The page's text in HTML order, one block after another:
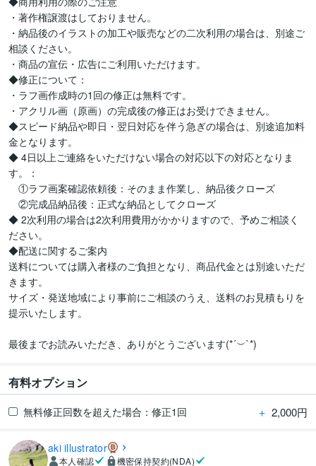
・著作権譲渡はしておりません。
・納品後のイラストの加工や販売などの二次利用の場合は、別途ご
相談ください。
・商品の宣伝・広告にご利用いただけます。
◆修正について：
・ラフ画作成時の1回の修正は無料です。
・アクリル画（原画）の完成後の修正はお受けできません。
◆スピード納品や即日・翌日対応を伴う急ぎの場合は、別途追加料
金となります。
◆ 4日以上ご連絡をいただけない場合の対応以下の対応となりま
す。：
①ラフ画案確認依頼後：そのまま作業し、納品後クローズ
②完成品納品後：正式な納品としてクローズ
◆ 2次利用の場合は2次利用費用がかかりますので、予めご相談く
ださい。
◆配送に関するご案内
送料については購入者様のご負担となり、商品代金とは別途いただ
きます。
サイズ・発送地域により事前にご相談のうえ、送料のお見積もりを
提示いたします。
最後までお読みいただき、ありがとうございます(*´︶`*)
有料オプション
無料修正回数を超えた場合：修正1回 ＋ 2,000円
aki illustrator
本人確認
機密保持契約(NDA)